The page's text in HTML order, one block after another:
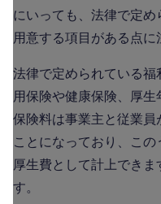
にいっても、法律で定
用意する項目がある点に
法律で定められている
用保険や健康保険、厚
保険料は事業主と従業員
ことになっており、こ
厚生費として計上でき
す。